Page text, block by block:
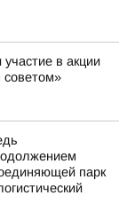
в акции
парк